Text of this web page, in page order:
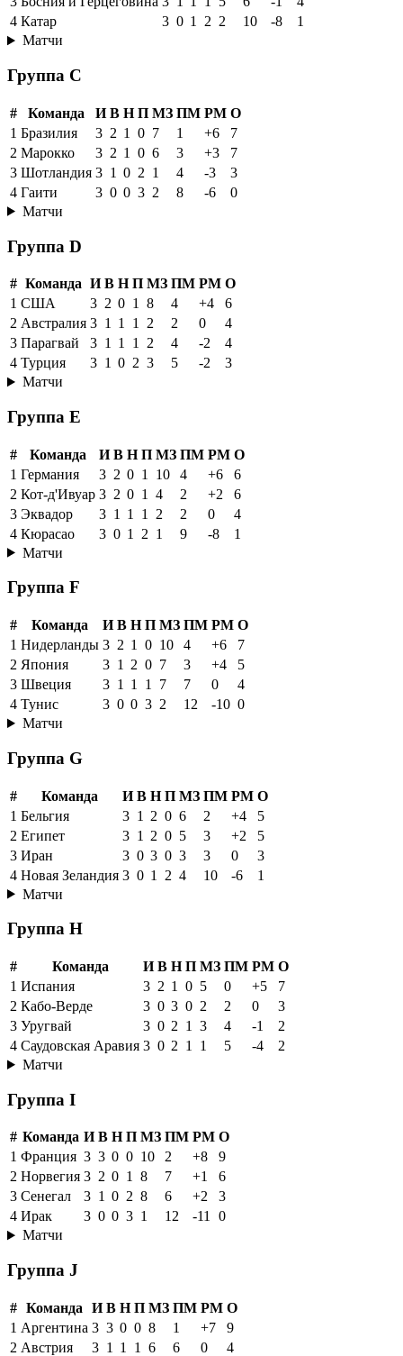
4 Катар 3 0 1 2 2 10 -8
1
Матчи
Группа C
# Команда И В Н П МЗ ПМ РМ О
1 Бразилия 3 2 1 0 7 1 +6
7
2 Марокко 3 2 1 0 6 3 +3
7
3 Шотландия 3 1 0 2 1 4 -3
3
4 Гаити 3 0 0 3 2 8 -6
0
Матчи
Группа D
# Команда И В Н П МЗ ПМ РМ О
1 США 3 2 0 1 8 4 +4
6
2 Австралия 3 1 1 1 2 2 0
4
3 Парагвай 3 1 1 1 2 4 -2
4
4 Турция 3 1 0 2 3 5 -2
3
Матчи
Группа E
# Команда И В Н П МЗ ПМ РМ О
1 Германия 3 2 0 1 10 4 +6
6
2 Кот-д'Ивуар 3 2 0 1 4 2 +2
6
3 Эквадор 3 1 1 1 2 2 0
4
4 Кюрасао 3 0 1 2 1 9 -8
1
Матчи
Группа F
# Команда И В Н П МЗ ПМ РМ О
1 Нидерланды 3 2 1 0 10 4 +6
7
2 Япония 3 1 2 0 7 3 +4
5
3 Швеция 3 1 1 1 7 7 0
4
4 Тунис 3 0 0 3 2 12 -10 0
Матчи
Группа G
# Команда И В Н П МЗ ПМ РМ О
1 Бельгия 3 1 2 0 6 2 +4
5
2 Египет 3 1 2 0 5 3 +2
5
3 Иран 3 0 3 0 3 3 0
3
4 Новая Зеландия 3 0 1 2 4 10 -6
1
Матчи
Группа H
# Команда И В Н П МЗ ПМ РМ О
1 Испания 3 2 1 0 5 0 +5
7
2 Кабо-Верде 3 0 3 0 2 2 0
3
3 Уругвай 3 0 2 1 3 4 -1
2
4 Саудовская Аравия 3 0 2 1 1 5 -4
2
Матчи
Группа I
# Команда И В Н П МЗ ПМ РМ О
1 Франция 3 3 0 0 10 2 +8
9
2 Норвегия 3 2 0 1 8 7 +1
6
3 Сенегал 3 1 0 2 8 6 +2
3
4 Ирак 3 0 0 3 1 12 -11 0
Матчи
Группа J
# Команда И В Н П МЗ ПМ РМ О
1 Аргентина 3 3 0 0 8 1 +7
9
2 Австрия 3 1 1 1 6 6 0
4